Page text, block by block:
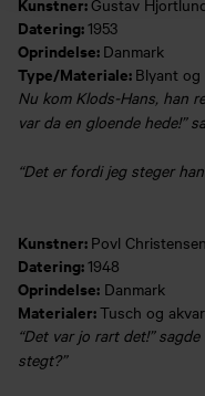
Gustav
Datering:1953
Oprindelse: Danmark
Type/Materiale: Blyant
Nu kom Klods-Hans, han
var da en gloende hede!”
“Det er fordi jeg steger
Kunstner: Povl
Datering:1948
Oprindelse: Danmark
Materialer:Tusch og
“Det var jo rart det!”
stegt?”